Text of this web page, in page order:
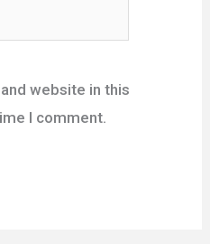
website in this
I comment.